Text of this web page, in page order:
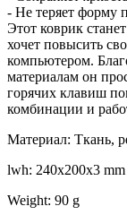
- Не теряет форму
Этот коврик
хочет повысить
компьютером.
материалам он
горячих клавиш
комбинации и
Материал: Ткань,
lwh: 240x200x3 mm
Weight: 90 g